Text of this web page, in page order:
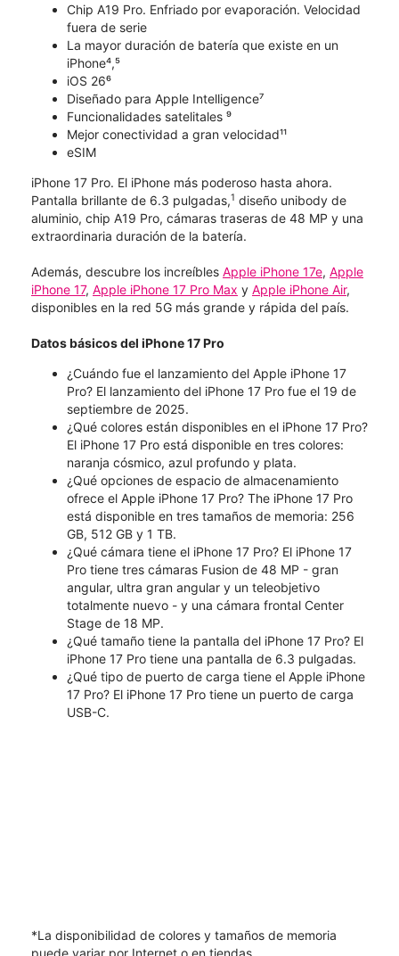
Chip A19 Pro. Enfriado por evaporación. Velocidad
fuera de serie
La mayor duración de batería que existe en un
iPhone⁴,⁵
iOS 26⁶
Diseñado para Apple Intelligence⁷
Funcionalidades satelitales ⁹
Mejor conectividad a gran velocidad¹¹
eSIM
iPhone 17 Pro. El iPhone más poderoso hasta ahora.
Pantalla brillante de 6.3 pulgadas,1 diseño unibody de
aluminio, chip A19 Pro, cámaras traseras de 48 MP y una
extraordinaria duración de la batería.
Además, descubre los increíbles Apple iPhone 17e, Apple
iPhone 17, Apple iPhone 17 Pro Max y Apple iPhone Air,
disponibles en la red 5G más grande y rápida del país.
Datos básicos del iPhone 17 Pro
¿Cuándo fue el lanzamiento del Apple iPhone 17
Pro? El lanzamiento del iPhone 17 Pro fue el 19 de
septiembre de 2025.
¿Qué colores están disponibles en el iPhone 17 Pro?
El iPhone 17 Pro está disponible en tres colores:
naranja cósmico, azul profundo y plata.
¿Qué opciones de espacio de almacenamiento
ofrece el Apple iPhone 17 Pro? The iPhone 17 Pro
está disponible en tres tamaños de memoria: 256
GB, 512 GB y 1 TB.
¿Qué cámara tiene el iPhone 17 Pro? El iPhone 17
Pro tiene tres cámaras Fusion de 48 MP - gran
angular, ultra gran angular y un teleobjetivo
totalmente nuevo - y una cámara frontal Center
Stage de 18 MP.
¿Qué tamaño tiene la pantalla del iPhone 17 Pro? El
iPhone 17 Pro tiene una pantalla de 6.3 pulgadas.
¿Qué tipo de puerto de carga tiene el Apple iPhone
17 Pro? El iPhone 17 Pro tiene un puerto de carga
USB-C.
*La disponibilidad de colores y tamaños de memoria